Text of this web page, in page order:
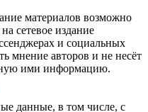
материалов возможно
сетевое издание
и социальных
мнение авторов и не несёт
ими информацию.
данные, в том числе, с